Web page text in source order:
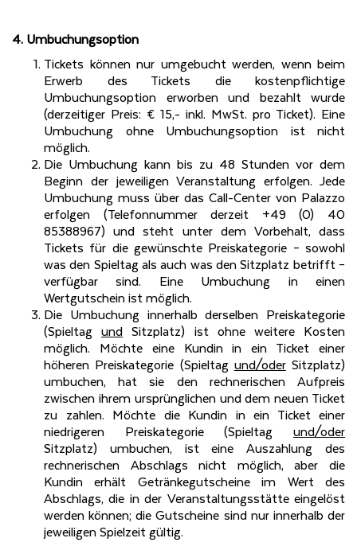
4. Umbuchungsoption
Tickets können nur umgebucht werden, wenn beim
Erwerb des Tickets die kostenpflichtige
Umbuchungsoption erworben und bezahlt wurde
(derzeitiger Preis: € 15,- inkl. MwSt. pro Ticket). Eine
Umbuchung ohne Umbuchungsoption ist nicht
möglich.
Die Umbuchung kann bis zu 48 Stunden vor dem
Beginn der jeweiligen Veranstaltung erfolgen. Jede
Umbuchung muss über das Call-Center von Palazzo
erfolgen (Telefonnummer derzeit +49 (0) 40
85388967) und steht unter dem Vorbehalt, dass
Tickets für die gewünschte Preiskategorie – sowohl
was den Spieltag als auch was den Sitzplatz betrifft –
verfügbar sind. Eine Umbuchung in einen
Wertgutschein ist möglich.
Die Umbuchung innerhalb derselben Preiskategorie
(Spieltagund Sitzplatz) ist ohne weitere Kosten
möglich. Möchte eine Kundin in ein Ticket einer
höheren Preiskategorie (Spieltag und/oderSitzplatz)
umbuchen, hat sie den rechnerischen Aufpreis
zwischen ihrem ursprünglichen und dem neuen Ticket
zu zahlen. Möchte die Kundin in ein Ticket einer
niedrigeren Preiskategorie (Spieltag und/oder
Sitzplatz) umbuchen, ist eine Auszahlung des
rechnerischen Abschlags nicht möglich, aber die
Kundin erhält Getränkegutscheine im Wert des
Abschlags, die in der Veranstaltungsstätte eingelöst
werden können; die Gutscheine sind nur innerhalb der
jeweiligen Spielzeit gültig.